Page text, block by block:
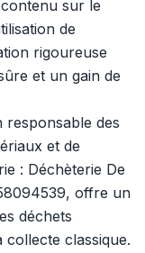
sur le
de
rigoureuse
et un gain de
responsable des
et de
: Déchèterie De
offre un
déchets
classique.